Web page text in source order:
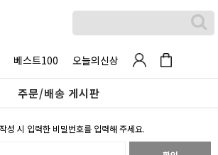
베스트100 오늘의신상
주문/배송 게시판
성 시 입력한 비밀번호를 입력해 주세요.